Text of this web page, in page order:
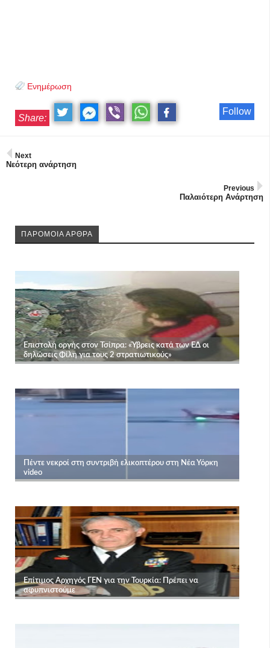
Ενημέρωση
Follow
Share:
Next
Νεότερη ανάρτηση
Previous
Παλαιότερη Ανάρτηση
ΠΑΡΟΜΟΙΑ ΑΡΘΡΑ